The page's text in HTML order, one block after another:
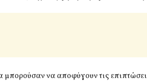
να αποφύγουν τις